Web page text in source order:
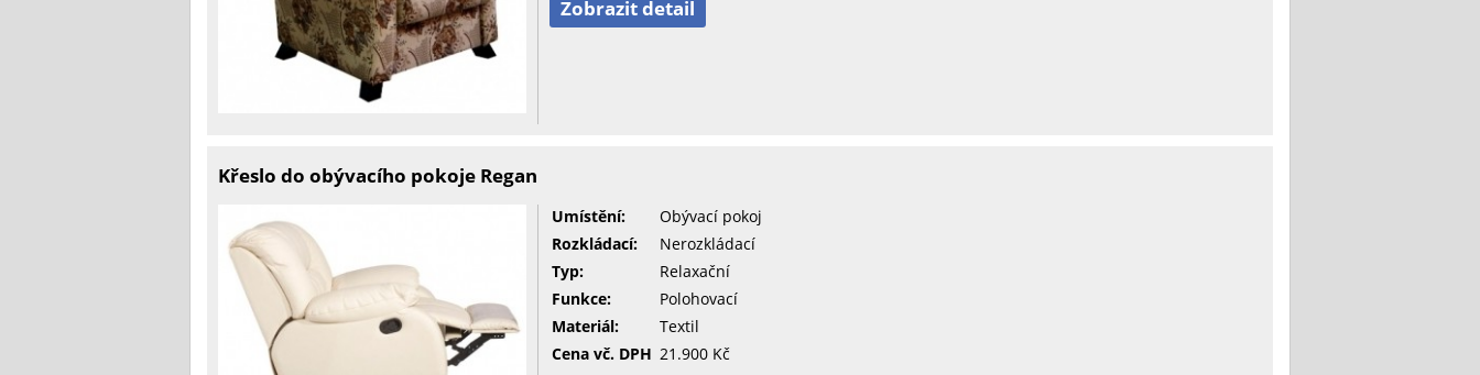
Zobrazit detail
Křeslo do obývacího pokoje Regan
Umístění:
Obývací pokoj
Rozkládací:
Nerozkládací
Typ:
Relaxační
Funkce:
Polohovací
Materiál:
Textil
Cena vč. DPH 21.900 Kč